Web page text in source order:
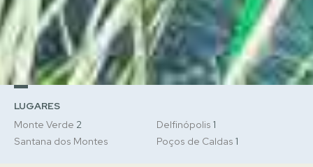
LUGARES
Monte Verde 2 Delfinópolis 1
Santana dos Montes
Poços de Caldas 1